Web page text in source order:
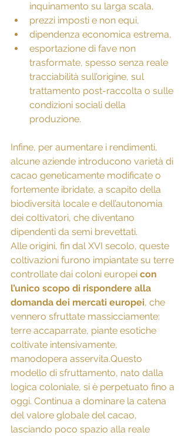
inquinamento su larga scala,
prezzi imposti e non equi,
dipendenza economica estrema,
esportazione di fave non
trasformate, spesso senza reale
tracciabilità sull’origine, sul
trattamento post-raccolta o sulle
condizioni sociali della
produzione.
Infine, per aumentare i rendimenti,
alcune aziende introducono varietà di
cacao geneticamente modificate o
fortemente ibridate, a scapito della
biodiversità locale e dell’autonomia
dei coltivatori, che diventano
dipendenti da semi brevettati.
Alle origini, fin dal XVI secolo, queste
coltivazioni furono impiantate su terre
controllate dai coloni europei con
l’unico scopo di rispondere alla
domanda dei mercati europei, che
vennero sfruttate massicciamente:
terre accaparrate, piante esotiche
coltivate intensivamente,
manodopera asservita.Questo
modello di sfruttamento, nato dalla
logica coloniale, si è perpetuato fino a
oggi. Continua a dominare la catena
del valore globale del cacao,
lasciando poco spazio alla reale